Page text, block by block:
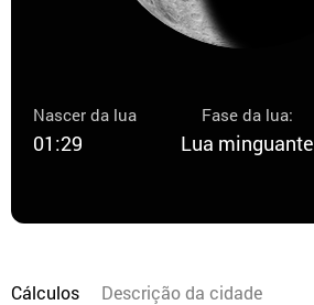
Nascer da lua
01:29
Fase da lua:
Lua minguante
Cálculos Descrição da cidade